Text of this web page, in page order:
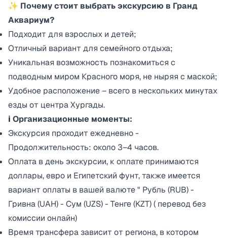
✨ Почему стоит выбрать экскурсию в Гранд
Аквариум?
Подходит для взрослых и детей;
Отличный вариант для семейного отдыха;
Уникальная возможность познакомиться с
подводным миром Красного моря, не ныряя с маской;
Удобное расположение – всего в нескольких минутах
езды от центра Хургады.
ℹ️ Организационные моменты:
Экскурсия проходит ежедневно -
Продолжительность: около 3–4 часов.
Оплата в день экскурсии, к оплате принимаются
доллары, евро и Египетский фунт, также имеется
вариант оплаты в вашей валюте " Рубль (RUB) -
Гривна (UAH) - Сум (UZS) - Тенге (KZT) ( перевод без
комиссии онлайн)
Время трансфера зависит от региона, в котором